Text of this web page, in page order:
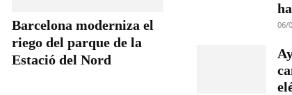
Barcelona moderniza el
riego del parque de la
Estació del Nord
06/